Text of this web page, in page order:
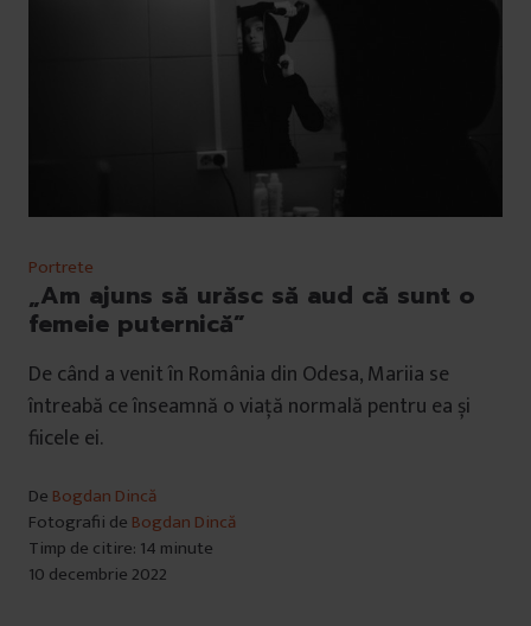
Portrete
„Am ajuns să urăsc să aud că sunt o
femeie puternică”
De când a venit în România din Odesa, Mariia se
întreabă ce înseamnă o viață normală pentru ea și
fiicele ei.
De Bogdan Dincă
Fotografii de Bogdan Dincă
Timp de citire: 14 minute
10 decembrie 2022